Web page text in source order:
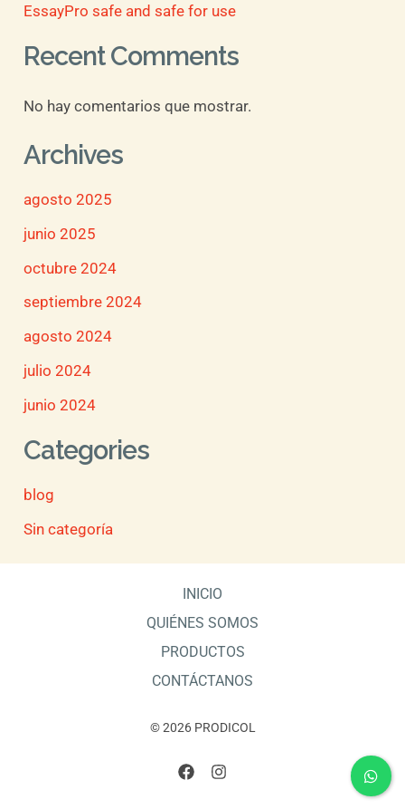
EssayPro safe and safe for use
Recent Comments
No hay comentarios que mostrar.
Archives
agosto 2025
junio 2025
octubre 2024
septiembre 2024
agosto 2024
julio 2024
junio 2024
Categories
blog
Sin categoría
INICIO
QUIÉNES SOMOS
PRODUCTOS
CONTÁCTANOS
© 2026 PRODICOL